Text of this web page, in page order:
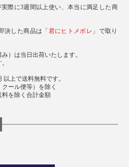
際に3週間以上使い、本当に満足した商
決した商品は「君にヒトメボレ 」で取り
）は当日出荷いたします。
以上で送料無料です。
ール便等）を除く
を除く合計金額